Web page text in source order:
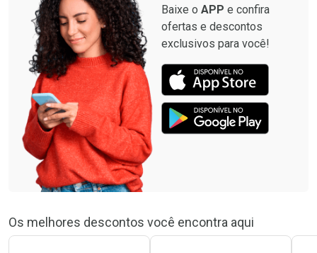
Baixe o APP e confira
ofertas e descontos
exclusivos para você!
Os melhores descontos você encontra aqui